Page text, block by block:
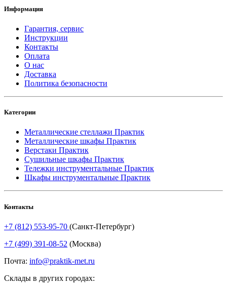
Информация
Гарантия, сервис
Инструкции
Контакты
Оплата
О нас
Доставка
Политика безопасности
Категории
Металлические стеллажи Практик
Металлические шкафы Практик
Верстаки Практик
Сушильные шкафы Практик
Тележки инструментальные Практик
Шкафы инструментальные Практик
Контакты
+7 (812) 553-95-70 (Санкт-Петербург)
+7 (499) 391-08-52 (Москва)
Почта: info@praktik-met.ru
Склады в других городах: